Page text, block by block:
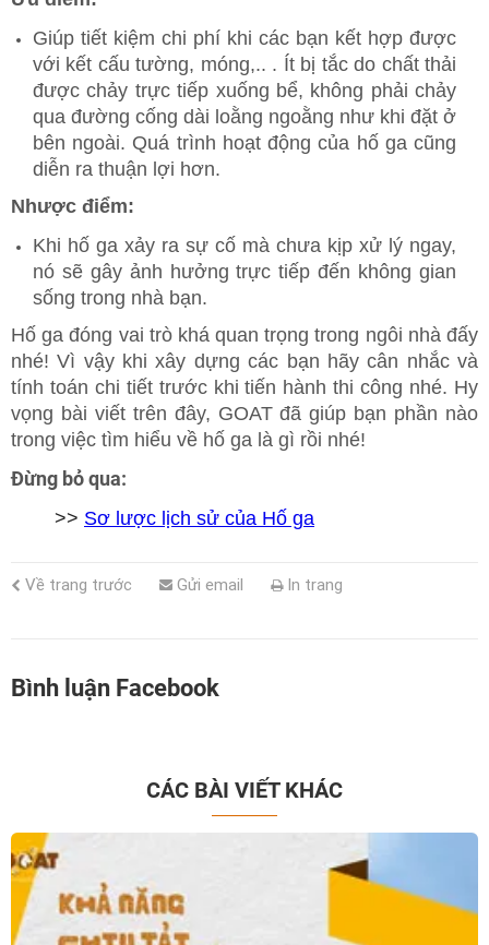
Giúp tiết kiệm chi phí khi các bạn kết hợp được
với kết cấu tường, móng,.. . Ít bị tắc do chất thải
được chảy trực tiếp xuống bể, không phải chảy
qua đường cống dài loằng ngoằng như khi đặt ở
bên ngoài. Quá trình hoạt động của hố ga cũng
diễn ra thuận lợi hơn.
Nhược điểm:
Khi hố ga xảy ra sự cố mà chưa kịp xử lý ngay,
nó sẽ gây ảnh hưởng trực tiếp đến không gian
sống trong nhà bạn.
Hố ga đóng vai trò khá quan trọng trong ngôi nhà đấy
nhé! Vì vậy khi xây dựng các bạn hãy cân nhắc và
tính toán chi tiết trước khi tiến hành thi công nhé. Hy
vọng bài viết trên đây, GOAT đã giúp bạn phần nào
trong việc tìm hiểu về hố ga là gì rồi nhé!
Đừng bỏ qua:
>> Sơ lược lịch sử của Hố ga
Về trang trước Gửi email In trang
Bình luận Facebook
CÁC BÀI VIẾT KHÁC